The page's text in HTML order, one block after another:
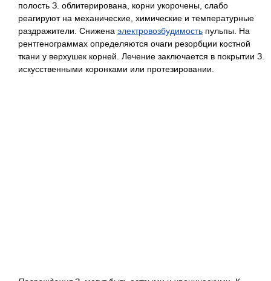
полость З. облитерирована, корни укорочены, слабо
реагируют на механические, химические и температурные
раздражители. Снижена электровозбудимость пульпы. На
рентгенограммах определяются очаги резорбции костной
ткани у верхушек корней. Лечение заключается в покрытии З.
искусственными коронками или протезировании.